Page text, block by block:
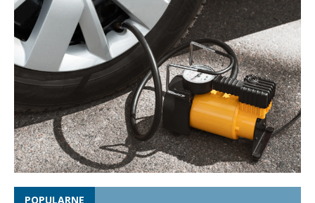
POPULARNE